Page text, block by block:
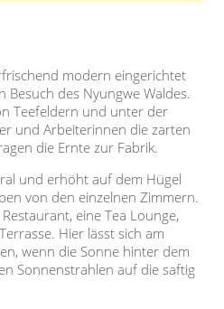
modern eingerichtet
des Nyungwe Waldes.
Teefeldern und unter der
und Arbeiterinnen die zarten
die Ernte zur Fabrik.
und erhöht auf dem Hügel
von den einzelnen Zimmern.
eine Tea Lounge,
Hier lässt sich am
wenn die Sonne hinter dem
Sonnenstrahlen auf die saftig